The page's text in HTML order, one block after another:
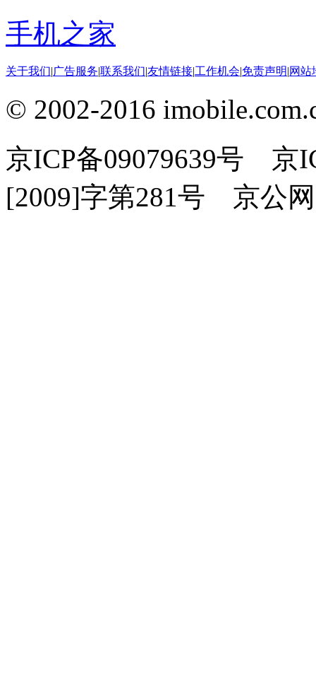
手机之家
关于我们|广告服务|联系我们|友情链接|工作机会|免责声明|网站
© 2002-2016
京ICP备09079639号 京
[2009]字第281号 京公网